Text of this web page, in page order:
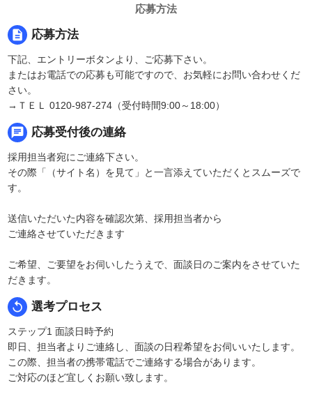
応募方法
description 応募方法
下記、エントリーボタンより、ご応募下さい。
またはお電話での応募も可能ですので、お気軽にお問い合わせくだ
さい。
→ＴＥＬ 0120-987-274（受付時間9:00～18:00）
chat 応募受付後の連絡
採用担当者宛にご連絡下さい。
その際「（サイト名）を見て」と一言添えていただくとスムーズで
す。
送信いただいた内容を確認次第、採用担当者から
ご連絡させていただきます
ご希望、ご要望をお伺いしたうえで、面談日のご案内をさせていた
だきます。
replay 選考プロセス
ステップ1 面談日時予約
即日、担当者よりご連絡し、面談の日程希望をお伺いいたします。
この際、担当者の携帯電話でご連絡する場合があります。
ご対応のほど宜しくお願い致します。